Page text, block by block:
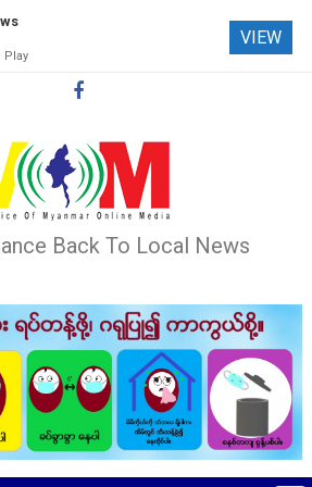
Back To Local News
Play
VIEW